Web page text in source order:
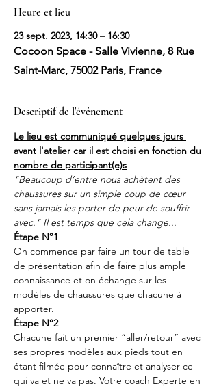
Heure et lieu
23 sept. 2023, 14:30 – 16:30
Cocoon Space - Salle Vivienne, 8 Rue
Saint-Marc, 75002 Paris, France
Descriptif de l'événement
Le lieu est communiqué quelques jours
avant l'atelier car il est choisi en fonction du
nombre de participant(e)s
"Beaucoup d’entre nous achètent des
chaussures sur un simple coup de cœur
sans jamais les porter de peur de souffrir
avec." Il est temps que cela change...
Étape N°1
On commence par faire un tour de table
de présentation afin de faire plus ample
connaissance et on échange sur les
modèles de chaussures que chacune à
apporter.
Étape N°2
Chacune fait un premier “aller/retour” avec
ses propres modèles aux pieds tout en
étant filmée pour connaître et analyser ce
qui va et ne va pas. Votre coach Experte en